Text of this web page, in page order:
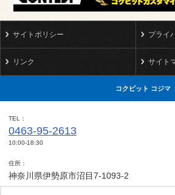
サイトポリシー プライ
リンク サイト
コクピット コジマ
TEL
0463-95-2613
10:00-18:30
住所
神奈川県伊勢原市沼目7-1093-2